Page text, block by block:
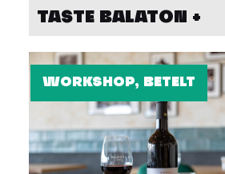
TASTE BALATON +
WORKSHOP, BETELT